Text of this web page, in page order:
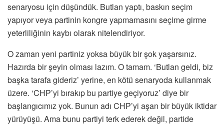
senaryosu için düşündük. Butlan yaptı, baskın seçim
yapıyor veya partinin kongre yapmamasını seçime girme
yeterliliğinin kaybı olarak nitelendiriyor.
O zaman yeni partiniz yoksa büyük bir şok yaşarsınız.
Hazırda bir şeyin olması lazım. O tamam. ‘Butlan geldi, biz
başka tarafa gideriz’ yerine, en kötü senaryoda kullanmak
üzere. ‘CHP’yi bırakıp bu partiye geçiyoruz’ diye bir
başlangıcımız yok. Bunun adı CHP’yi aşan bir büyük iktidar
yürüyüşü. Ama bunu partiyi terk ederek değil, partide